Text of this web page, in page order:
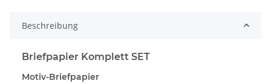
Beschreibung
Briefpapier Komplett SET
Motiv-Briefpapier